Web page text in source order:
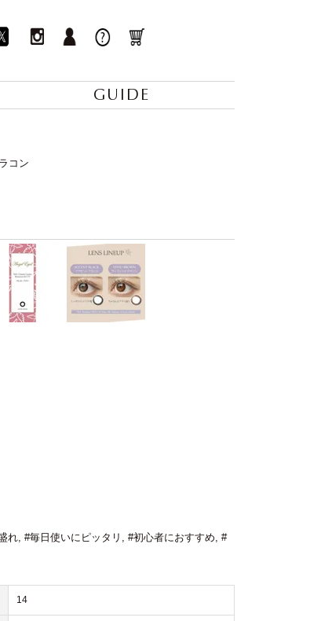
GUIDE
コン
れ, #毎日使いにピッタリ , #初心者におすすめ, #
14